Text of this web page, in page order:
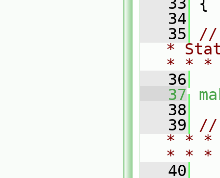
   34
   35
//
*
* *
   36
   37
   38
   39
//
* * *
* *
   40